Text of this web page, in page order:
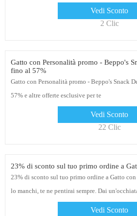
Vedi Sconto
2 Clic
Gatto con Personalità promo - Beppo's
fino al 57%
Gatto con Personalità promo - Beppo's Snack
57% e altre offerte esclusive per te
Vedi Sconto
22 Clic
23% di sconto sul tuo primo ordine a
23% di sconto sul tuo primo ordine a Gatto
lo manchi, te ne pentirai sempre. Dai
Vedi Sconto